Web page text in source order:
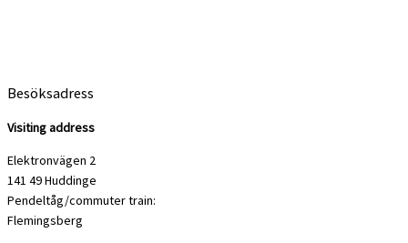
Besöksadress
Visiting address
Elektronvägen 2
141 49 Huddinge
Pendeltåg/commuter train:
Flemingsberg